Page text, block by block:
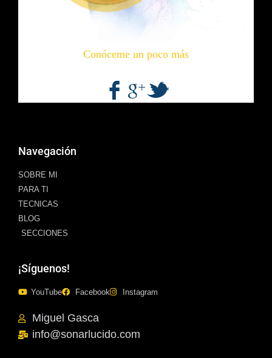
Conóceme un poco más
Navegación
SOBRE MI
PARA TI
TECNICAS
BLOG
SECCIONES
¡Síguenos!
YouTube Facebook Instagram
Miguel Gasca
info@sonarlucido.com